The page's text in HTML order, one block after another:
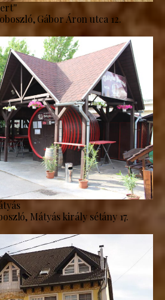
Gábor Áron utca 12.
Mátyás király sétány 17.